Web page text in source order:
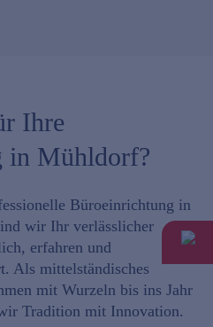
Ihre
in Mühldorf?
Büroeinrichtung in
wir Ihr verlässlicher
erfahren und
. Als mittelständisches
mit Wurzeln bis ins Jahr
Tradition mit Innovation.